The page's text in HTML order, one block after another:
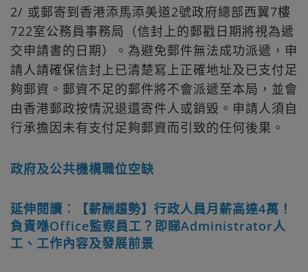
2/ 或郵寄到香港添馬添美道2號政府總部西翼7樓
722室公務員事務局（信封上的郵戳日期將視為遞
交申請書的日期）。為避免郵件無法成功派遞，申
請人請確保信封上已清楚寫上正確地址及已支付足
夠郵資。郵資不足的郵件將不會派遞至本局，並會
由香港郵政按情況退還寄件人或銷毀。申請人須自
行承擔因未有支付足夠郵資而引致的任何後果。
政府及公共機構職位空缺
延伸閱讀︰【薪酬趨勢】行政人員月薪高達4萬！
負責喺Office監察員工？即睇Administrator人
工、工作內容及發展前景